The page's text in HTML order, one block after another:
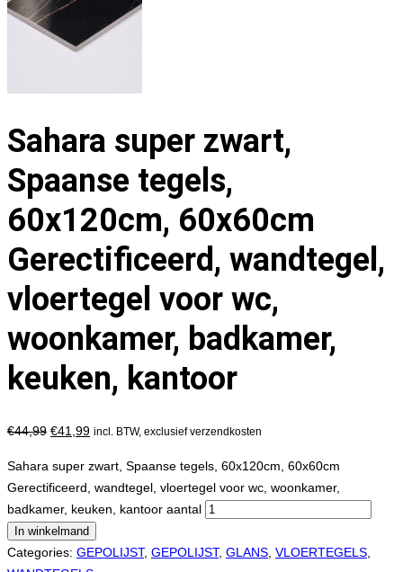
Sahara super zwart,
Spaanse tegels,
60x120cm, 60x60cm
Gerectificeerd, wandtegel,
vloertegel voor wc,
woonkamer, badkamer,
keuken, kantoor
€44,99 €41,99 incl. BTW, exclusief verzendkosten
Sahara super zwart, Spaanse tegels, 60x120cm, 60x60cm
Gerectificeerd, wandtegel, vloertegel voor wc, woonkamer,
badkamer, keuken, kantoor aantal
In winkelmand
Categories: GEPOLIJST, GEPOLIJST, GLANS, VLOERTEGELS,